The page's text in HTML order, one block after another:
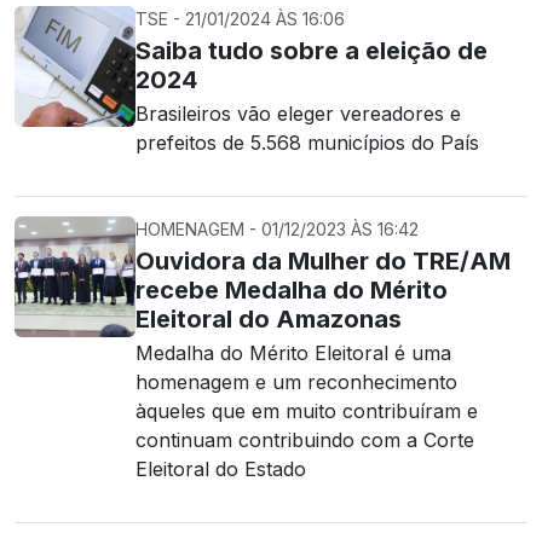
TSE - 21/01/2024 ÀS 16:06
Saiba tudo sobre a eleição de
2024
Brasileiros vão eleger vereadores e
prefeitos de 5.568 municípios do País
HOMENAGEM - 01/12/2023 ÀS 16:42
Ouvidora da Mulher do TRE/AM
recebe Medalha do Mérito
Eleitoral do Amazonas
Medalha do Mérito Eleitoral é uma
homenagem e um reconhecimento
àqueles que em muito contribuíram e
continuam contribuindo com a Corte
Eleitoral do Estado